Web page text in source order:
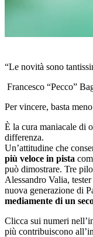
“Le novità sono
Francesco “Pecco”
Per vincere, basta
È la cura maniacale di
differenza.
Un’attitudine che
più veloce in pista
può dimostrare. Tre
Alessandro Valia,
nuova generazione di
mediamente di un
Clicca sui numeri
più contribuiscono